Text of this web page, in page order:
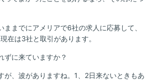
ままでにアメリアで6社の求人に応募して、
在は3社と取引があります。
ずに来ていますか？
が、波がありますね。1、2日来ないときもあ